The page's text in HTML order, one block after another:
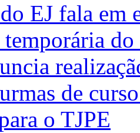
EJ fala em
temporária
de
o TJPE